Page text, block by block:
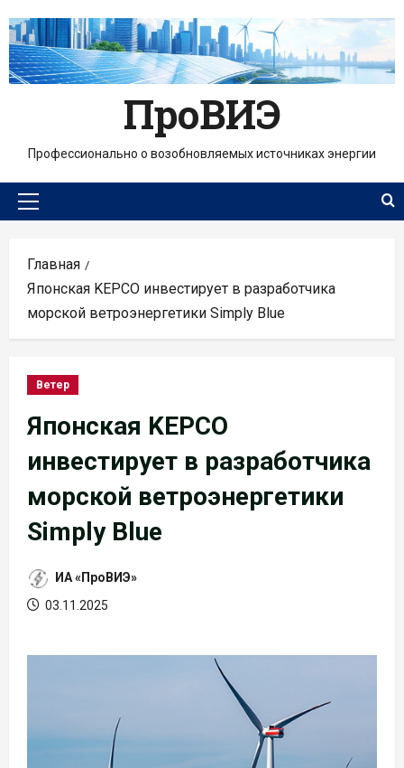
содержимому
ПроВИЭ
Профессионально о возобновляемых источниках энергии
Основное
Главная
Японская KEPCO инвестирует в разработчика
морской ветроэнергетики Simply Blue
Ветер
Японская KEPCO
инвестирует в разработчика
морской ветроэнергетики
Simply Blue
ИА «ПроВИЭ»
03.11.2025